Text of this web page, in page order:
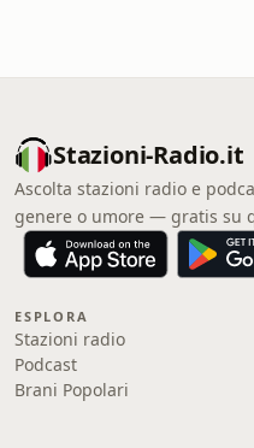
Stazioni-Radio.it
Ascolta stazioni radio e
genere o umore — gratis su
ESPLORA
Stazioni radio
Podcast
Brani Popolari